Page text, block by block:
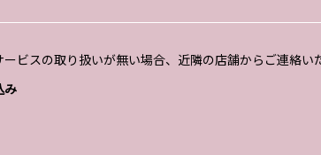
ビスの取り扱いが無い場合、近隣の店舗からご連絡い
み